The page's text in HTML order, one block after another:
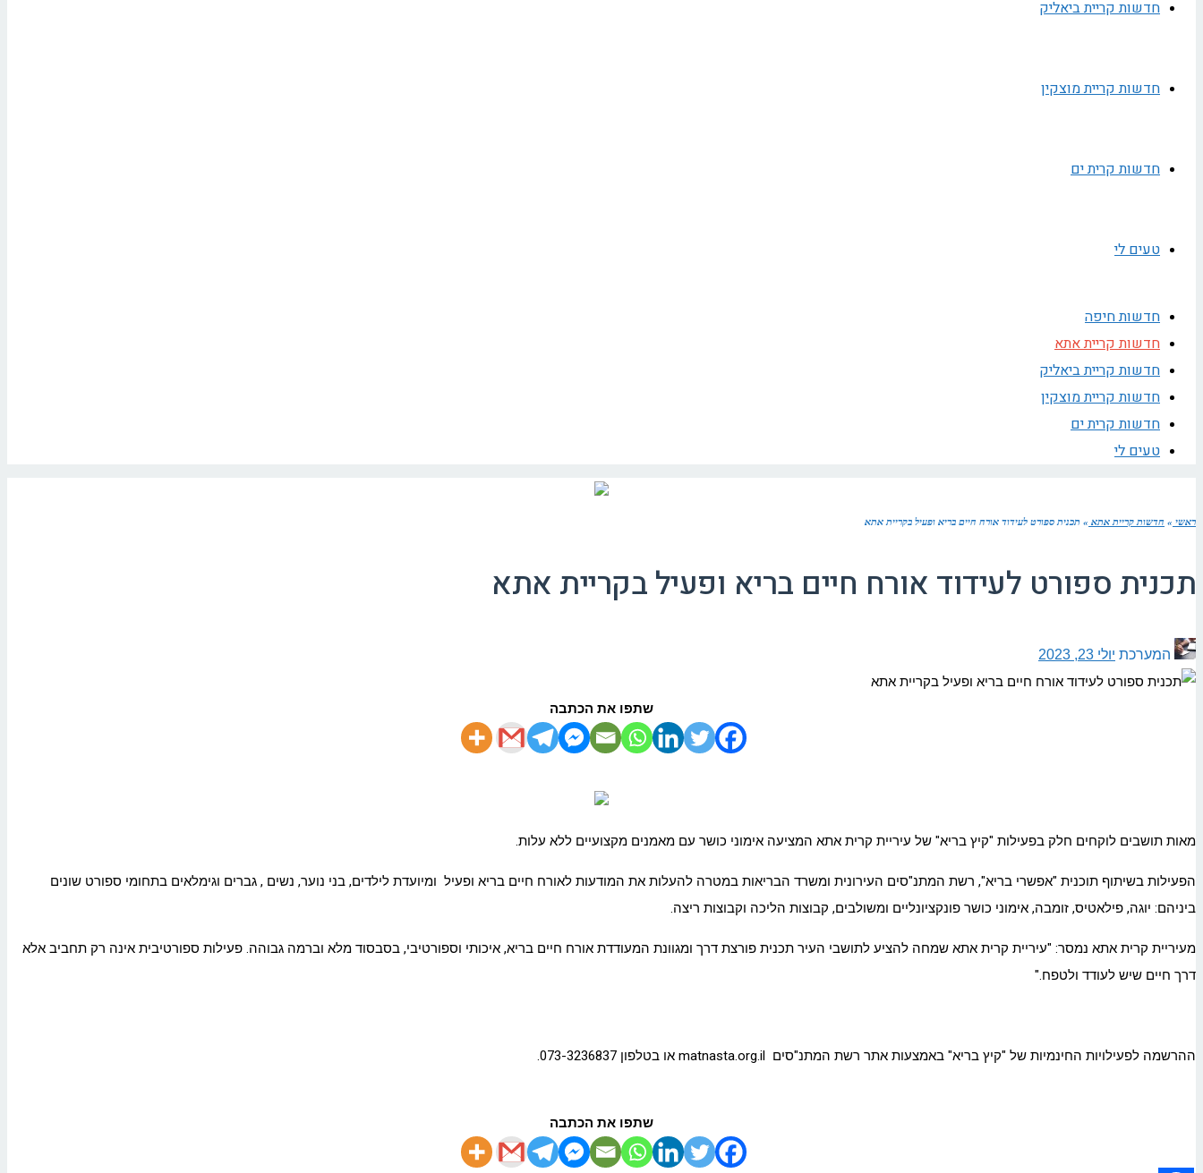
חדשות קריית ביאליק
חדשות קריית מוצקין
חדשות קרית ים
טעים לי
חדשות חיפה
חדשות קריית אתא
חדשות קריית ביאליק
חדשות קריית מוצקין
חדשות קרית ים
טעים לי
ראשי » חדשות קריית אתא » תכנית ספורט לעידוד אורח חיים בריא ופעיל בקריית אתא
תכנית ספורט לעידוד אורח חיים בריא ופעיל בקריית אתא
המערכת יולי 23, 2023
שתפו את הכתבה
מאות תושבים לוקחים חלק בפעילות "קיץ בריא" של עיריית קרית אתא המציעה אימוני כושר עם מאמנים מקצועיים ללא עלות.
הפעילות בשיתוף תוכנית "אפשרי בריא", רשת המתנ"סים העירונית ומשרד הבריאות במטרה להעלות את המודעות לאורח חיים בריא ופעיל ומיועדת לילדים, בני נוער, נשים , גברים וגימלאים בתחומי ספורט שונים
ביניהם: יוגה, פילאטיס, זומבה, אימוני כושר פונקציונליים ומשולבים, קבוצות הליכה וקבוצות ריצה.
מעיריית קרית אתא נמסר: "עיריית קרית אתא שמחה להציע לתושבי העיר תכנית פורצת דרך ומגוונת המעודדת אורח חיים בריא, איכותי וספורטיבי, בסבסוד מלא וברמה גבוהה. פעילות ספורטיבית אינה רק תחביב אלא
דרך חיים שיש לעודד ולטפח."
ההרשמה לפעילויות החינמיות של "קיץ בריא" באמצעות אתר רשת המתנ"סים matnasta.org.il או בטלפון 073-3236837.
שתפו את הכתבה